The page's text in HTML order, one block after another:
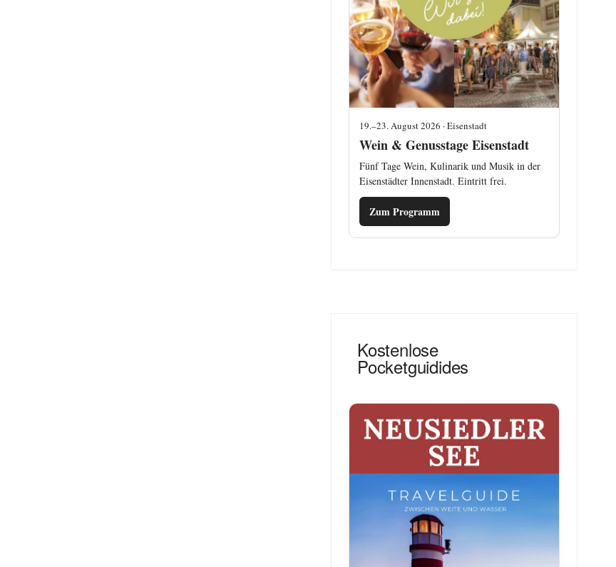
19.–23. August 2026 · Eisenstadt
Wein & Genusstage Eisenstadt
Fünf Tage Wein, Kulinarik und Musik in der
Eisenstädter Innenstadt. Eintritt frei.
Zum Programm
Kostenlose
Pocketguidides